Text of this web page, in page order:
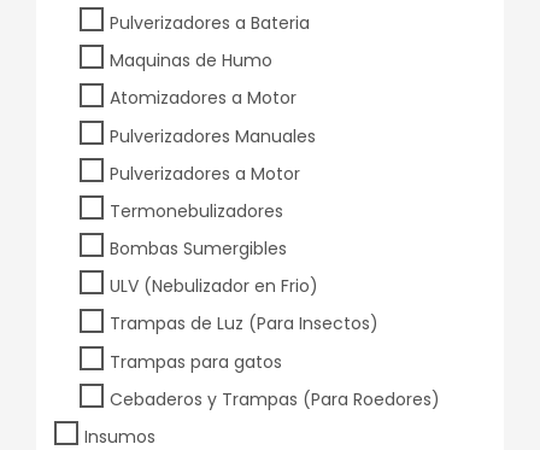
Pulverizadores a Bateria
Maquinas de Humo
Atomizadores a Motor
Pulverizadores Manuales
Pulverizadores a Motor
Termonebulizadores
Bombas Sumergibles
ULV (Nebulizador en Frio)
Trampas de Luz (Para Insectos)
Trampas para gatos
Cebaderos y Trampas (Para Roedores)
Insumos